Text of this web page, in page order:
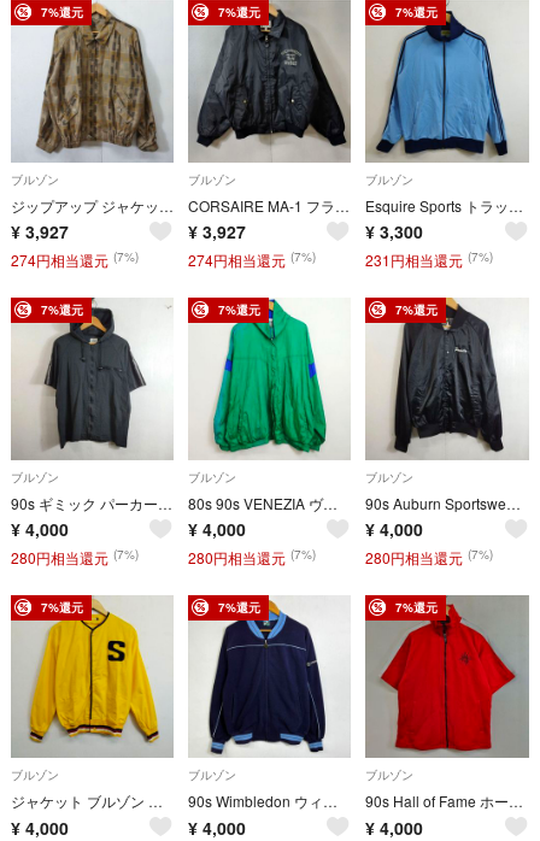
7%還元
ブルゾン
ジップアップ ジャケット ブルゾン ライト アウター 幾何学模様 リネン混 日本製 古着 ヴィンテージ ブラウン系 L B19
¥ 3,927
274円相当還元 (7%)
7%還元
ブルゾン
CORSAIRE MA-1 フライトジャケット ボンバー ナイロン ジップアップ ジャケット ブルゾン 両面 プリント 古着 VINTAGE ブラック系 F B100
¥ 3,927
274円相当還元 (7%)
7%還元
ブルゾン
Esquire Sports トラック ジャケット ジャージ サイドライン スリーストライプ Y2K ブロケットコア 平成 古着 VINTAGE ブルー LL G360
¥ 3,300
231円相当還元 (7%)
7%還元
ブルゾン
90s ギミック パーカー 半袖 ドロスト ジップアップ ジャケット フード付 UP START アップスタート Y2K 平成 古着 VINTAGE ブラック D171
¥ 4,000
280円相当還元 (7%)
7%還元
ブルゾン
80s 90s VENEZIA ヴェネチア ジップアップ ナイロン ジャケット 切替 古着 VINTAGE グリーン D236
¥ 4,000
280円相当還元 (7%)
7%還元
ブルゾン
90s Auburn Sportswear ナイロン スタジャン ブルゾン ダンス バックプリント アウター 古着 VINTAGE ブラック S D91
¥ 4,000
280円相当還元 (7%)
7%還元
ブルゾン
ジャケット ブルゾン ライト アウター ノーカラー イニシャル S リブ ライン 古着 VINTAGE イエロー系 L E55
¥ 4,000
7%還元
ブルゾン
90s Wimbledon ウィンブルドン ニット ジップアップ ジャケット ブルゾン ライン レトロ 古着 VINTAGE ネイビー系 L E586
¥ 4,000
7%還元
ブルゾン
90s Hall of Fame ホールオブフェイム 半袖 トラックジャケット ジャージ ワンポイント 刺繍 サイドライン Y2K 平成 ストリート 古着 VINTAGE レッド M G636
¥ 4,000